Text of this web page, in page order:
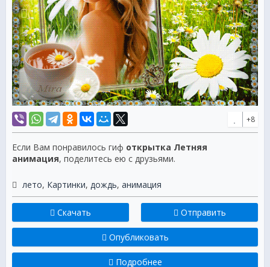
+8
Если Вам понравилось гиф открытка Летняя
анимация, поделитесь ею с друзьями.
лето, Картинки, дождь, анимация
Скачать Отправить
Опубликовать
Подробнее